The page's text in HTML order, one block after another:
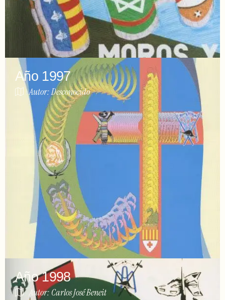
Año 1997
Autor: Desconocido
Año 1998
Autor: Carlos José Beneit